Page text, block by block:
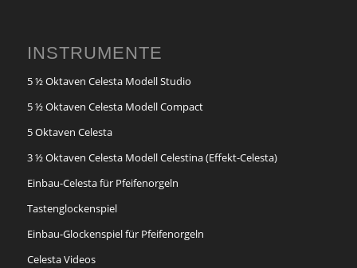
INSTRUMENTE
5 ½ Oktaven Celesta Modell Studio
5 ½ Oktaven Celesta Modell Compact
5 Oktaven Celesta
3 ½ Oktaven Celesta Modell Celestina (Effekt-Celesta)
Einbau-Celesta für Pfeifenorgeln
Tastenglockenspiel
Einbau-Glockenspiel für Pfeifenorgeln
Celesta Videos